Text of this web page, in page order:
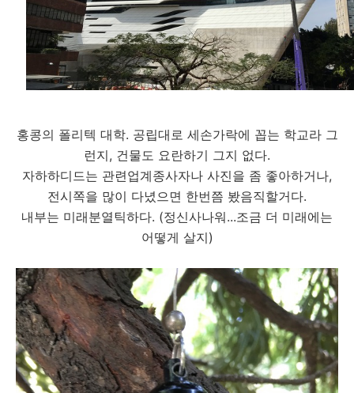
홍콩의 폴리텍 대학. 공립대로 세손가락에 꼽는 학교라 그
런지, 건물도 요란하기 그지 없다.
자하하디드는 관련업계종사자나 사진을 좀 좋아하거나,
전시쪽을 많이 다녔으면 한번쯤 봤음직할거다.
내부는 미래분열틱하다. (정신사나워...조금 더 미래에는
어떻게 살지)